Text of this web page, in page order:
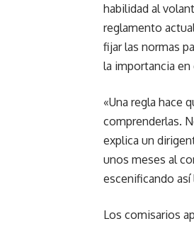
habilidad al
reglamento
fijar las normas
la importancia
«Una regla hace
comprenderlas.
explica un
unos meses al
escenificando así
Los comisarios